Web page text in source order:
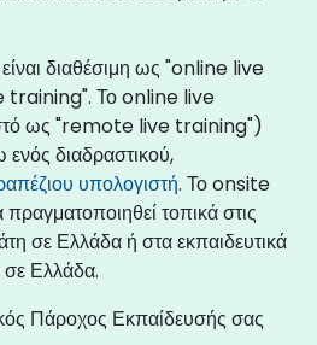
διαθέσιμη ως "online live
Το online live
ως "remote live training")
ενός διαδραστικού,
υπολογιστή. Το onsite
τοπικά στις
σε Ελλάδα ή στα εκπαιδευτικά
Ελλάδα.
Πάροχος Εκπαίδευσής σας